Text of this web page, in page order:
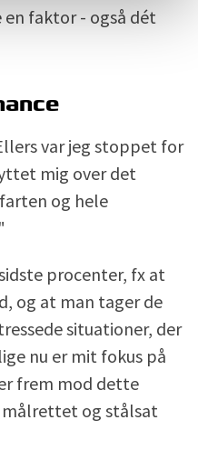
faktor - også dét
var jeg stoppet for
mig over det
og hele
procenter, fx at
og at man tager de
situationer, der
nu er mit fokus på
frem mod dette
målrettet og stålsat